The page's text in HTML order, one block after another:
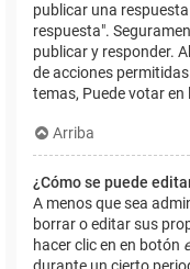
publicar una
respuesta".
publicar y responder.
de acciones
temas, Puede votar en
Arriba
¿Cómo se puede
A menos que sea
borrar o editar sus
hacer clic en en botón